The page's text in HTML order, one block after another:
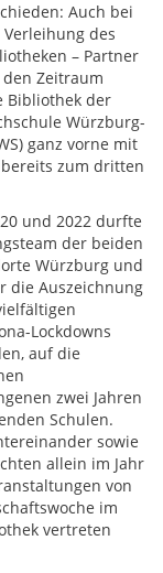
Auch bei
des
– Partner
Zeitraum
Bibliothek der
Würzburg-
ganz vorne mit
zum dritten
und 2022 durfte
der beiden
Würzburg und
die Auszeichnung
Lockdowns
auf die
zwei Jahren
Schulen.
sowie
allein im Jahr
von
im
vertreten